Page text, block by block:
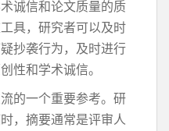
诚信和论文质量的质
具，研究者可以及时
抄袭行为，及时进行
性和学术诚信。
的一个重要参考。研
，摘要通常是评审人